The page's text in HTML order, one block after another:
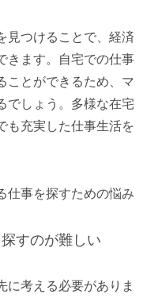
見つけることで、経済
きます。自宅での仕事
ことができるため、マ
でしょう。多様な在宅
も充実した仕事生活を
仕事を探すための悩み
すのが難しい
に考える必要がありま